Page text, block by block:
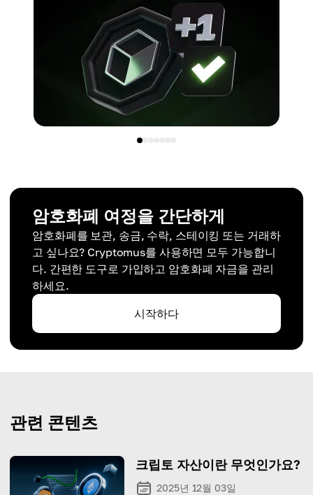
암호화폐 여정을 간단하게
암호화폐를 보관, 송금, 수락, 스테이킹 또는 거래하
고 싶나요? Cryptomus를 사용하면 모두 가능합니
다. 간편한 도구로 가입하고 암호화폐 자금을 관리
하세요.
시작하다
관련 콘텐츠
크립토 자산이란 무엇인가요?
2025년 12월 03일